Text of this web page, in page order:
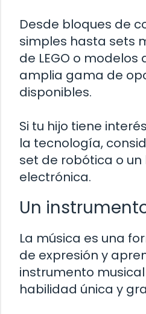
Desde bloques de
simples hasta sets
de LEGO o modelos
amplia gama de
disponibles.
Si tu hijo tiene
la tecnología,
set de robótica o un
electrónica.
Un
La música es una
de expresión y
instrumento
habilidad única y